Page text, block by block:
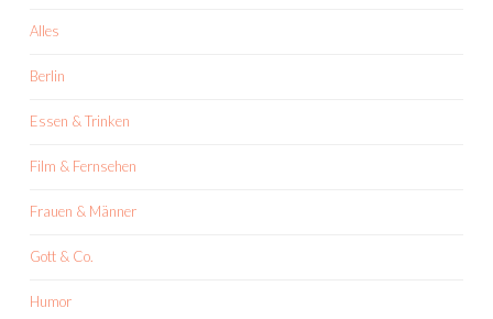
Alles
Berlin
Essen & Trinken
Film & Fernsehen
Frauen & Männer
Gott & Co.
Humor